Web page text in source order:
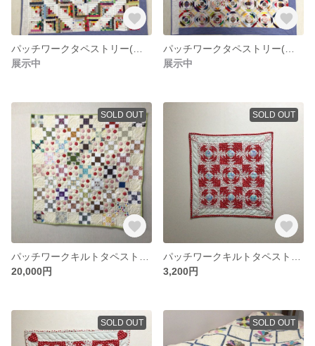
展示中
展示中
SOLD OUT
20,000円
SOLD OUT
3,200円
SOLD OUT SOLD OUT